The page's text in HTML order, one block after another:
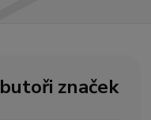
značek